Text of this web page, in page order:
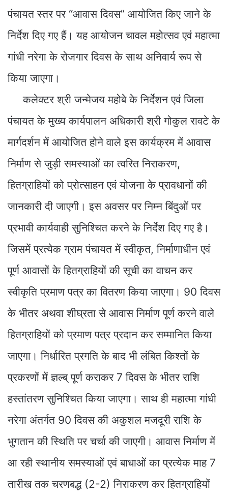
पंचायत स्तर पर “आवास दिवस” आयोजित किए जाने के
निर्देश दिए गए हैं। यह आयोजन चावल महोत्सव एवं महात्मा
गांधी नरेगा के रोजगार दिवस के साथ अनिवार्य रूप से
किया जाएगा।
कलेक्टर श्री जन्मेजय महोबे के निर्देशन एवं जिला
पंचायत के मुख्य कार्यपालन अधिकारी श्री गोकुल रावटे के
मार्गदर्शन में आयोजित होने वाले इस कार्यक्रम में आवास
निर्माण से जुड़ी समस्याओं का त्वरित निराकरण,
हितग्राहियों को प्रोत्साहन एवं योजना के प्रावधानों की
जानकारी दी जाएगी। इस अवसर पर निम्न बिंदुओं पर
प्रभावी कार्यवाही सुनिश्चित करने के निर्देश दिए गए है।
जिसमें प्रत्येक ग्राम पंचायत में स्वीकृत, निर्माणाधीन एवं
पूर्ण आवासों के हितग्राहियों की सूची का वाचन कर
स्वीकृति प्रमाण पत्र का वितरण किया जाएगा। 90 दिवस
के भीतर अथवा शीघ्रता से आवास निर्माण पूर्ण करने वाले
हितग्राहियों को प्रमाण पत्र प्रदान कर सम्मानित किया
जाएगा। निर्धारित प्रगति के बाद भी लंबित किश्तों के
प्रकरणों में ज्ञल्ब् पूर्ण कराकर 7 दिवस के भीतर राशि
हस्तांतरण सुनिश्चित किया जाएगा। साथ ही महात्मा गांधी
नरेगा अंतर्गत 90 दिवस की अकुशल मजदूरी राशि के
भुगतान की स्थिति पर चर्चा की जाएगी। आवास निर्माण में
आ रही स्थानीय समस्याओं एवं बाधाओं का प्रत्येक माह 7
तारीख तक चरणबद्ध (2-2) निराकरण कर हितग्राहियों